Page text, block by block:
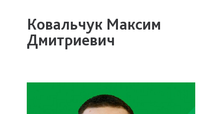
Ковальчук Максим
Дмитриевич